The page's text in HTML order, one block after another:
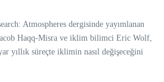
Atmospheres dergisinde yayımlanan
Haqq-Misra ve iklim bilimci Eric Wolf,
yıllık süreçte iklimin nasıl değişeceğini